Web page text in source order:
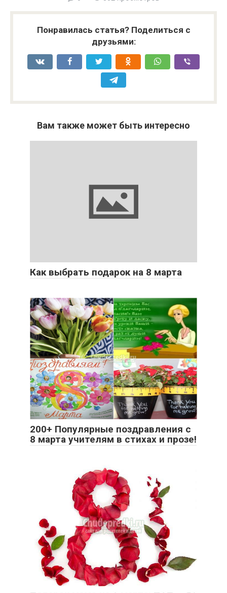
Понравилась статья? Поделиться с
друзьями:
Вам также может быть интересно
Как выбрать подарок на 8 марта
200+ Популярные поздравления с
8 марта учителям в стихах и прозе!